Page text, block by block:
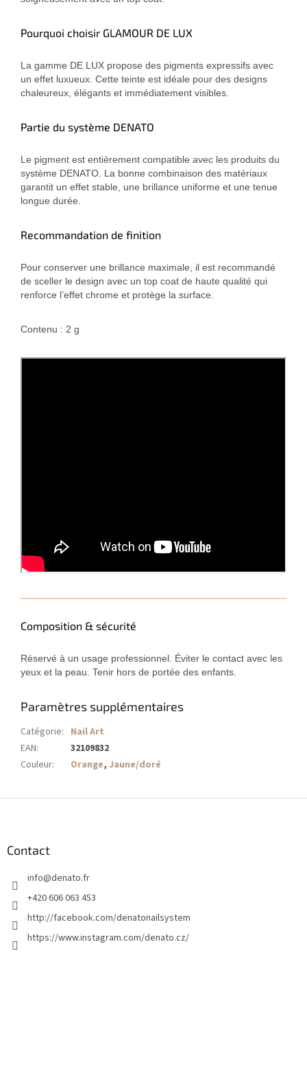
Pourquoi choisir GLAMOUR DE LUX
La gamme DE LUX propose des pigments expressifs avec
un effet luxueux. Cette teinte est idéale pour des designs
chaleureux, élégants et immédiatement visibles.
Partie du système DENATO
Le pigment est entièrement compatible avec les produits du
système DENATO. La bonne combinaison des matériaux
garantit un effet stable, une brillance uniforme et une tenue
longue durée.
Recommandation de finition
Pour conserver une brillance maximale, il est recommandé
de sceller le design avec un top coat de haute qualité qui
renforce l’effet chrome et protège la surface.
Contenu : 2 g
Composition & sécurité
Réservé à un usage professionnel. Éviter le contact avec les
yeux et la peau. Tenir hors de portée des enfants.
Paramètres supplémentaires
Catégorie: Nail Art
EAN:
32109832
Couleur: Orange, Jaune/doré
Contact
info@denato.fr
+420 606 063 453
http://facebook.com/denatonailsystem
https://www.instagram.com/denato.cz/